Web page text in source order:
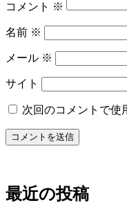
ン
コメント ※
名前 ※
メール ※
サイト
次回のコメントで使
最近の投稿